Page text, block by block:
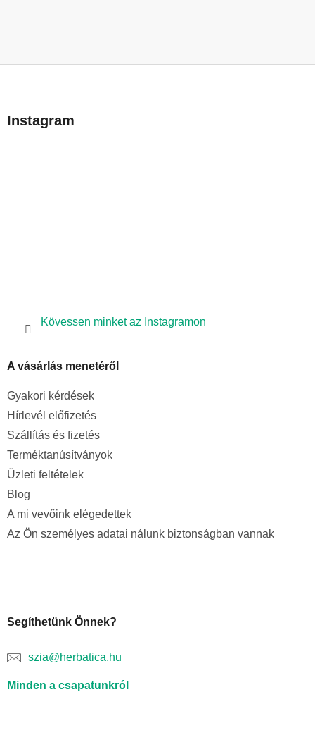
bInstagram
Kövessen minket az Instagramon
A vásárlás menetéről
Gyakori kérdések
Hírlevél előfizetés
Szállítás és fizetés
Terméktanúsítványok
Üzleti feltételek
Blog
A mi vevőink elégedettek
Az Ön személyes adatai nálunk biztonságban vannak
Segíthetünk Önnek?
szia@herbatica.hu
Minden a csapatunkról